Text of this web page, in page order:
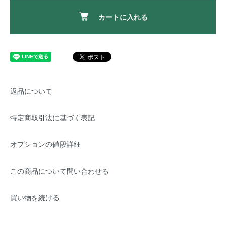
カートに入れる
返品について
特定商取引法に基づく表記
オプションの値段詳細
この商品について問い合わせる
買い物を続ける